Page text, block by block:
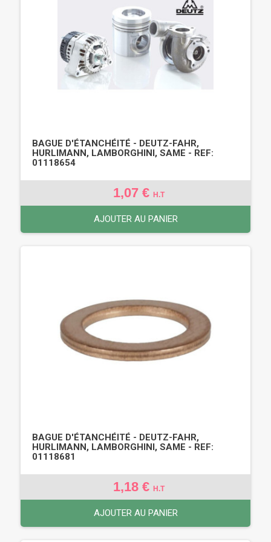
BAGUE D'ÉTANCHÉITÉ - DEUTZ-FAHR,
HURLIMANN, LAMBORGHINI, SAME - REF:
01118654
1,07 € H.T
AJOUTER AU PANIER
BAGUE D'ÉTANCHÉITÉ - DEUTZ-FAHR,
HURLIMANN, LAMBORGHINI, SAME - REF:
01118681
1,18 € H.T
AJOUTER AU PANIER